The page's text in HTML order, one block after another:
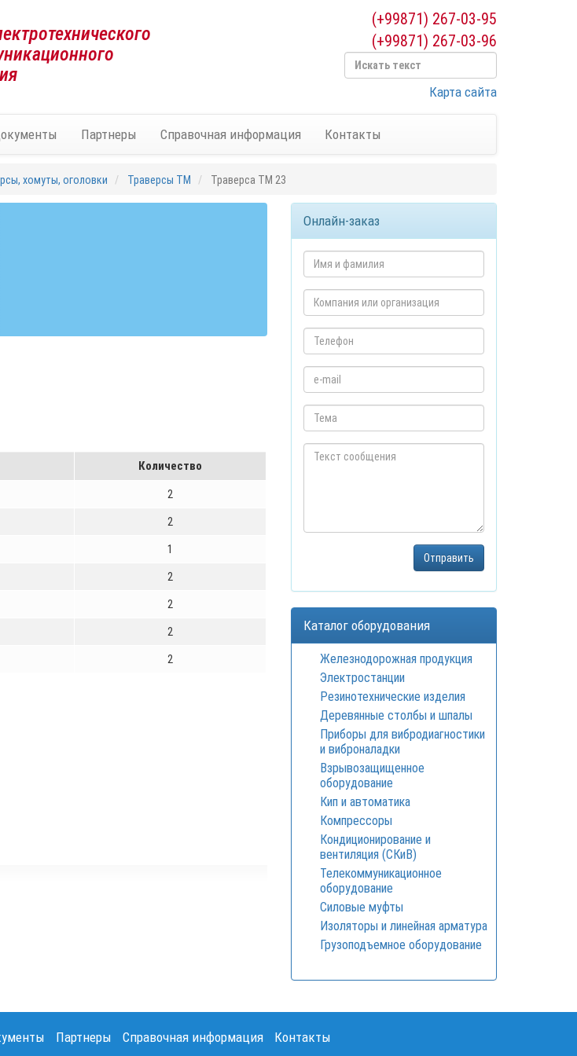
(+99871) 267-03-95
(+99871) 267-03-96
Карта сайта
Партнеры Справочная информация Контакты
хомуты, оголовки Траверсы ТМ Траверса ТМ 23
Количество
2
2
1
2
2
2
2
Онлайн-заказ
Каталог оборудования
Железнодорожная продукция
Электростанции
Резинотехнические изделия
Деревянные столбы и шпалы
Приборы для вибродиагностики
и виброналадки
Взрывозащищенное
оборудование
Кип и автоматика
Компрессоры
Кондиционирование и
вентиляция (СКиВ)
Телекоммуникационное
оборудование
Силовые муфты
Изоляторы и линейная арматура
Грузоподъемное оборудование
Партнеры Справочная информация Контакты